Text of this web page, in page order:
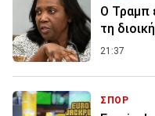
Ο Τραμπ
τη
21:37
ΣΠΟΡ